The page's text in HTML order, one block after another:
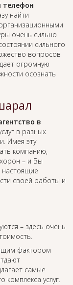
телефон
найти
очень сильно
сильного
вопросов
огромную
осознать
в
в разных
Имея эту
компанию,
– и Вы
настоящие
своей работы и
– здесь очень
фактором
самые
комплекса услуг.